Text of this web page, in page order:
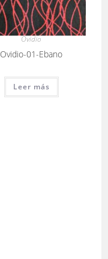
Ovidio
Ovidio-01-Ebano
Leer más